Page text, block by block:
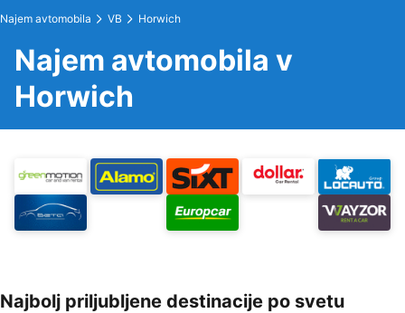
Najem avtomobila VB Horwich
Najem avtomobila v
Horwich
Najbolj priljubljene destinacije po svetu